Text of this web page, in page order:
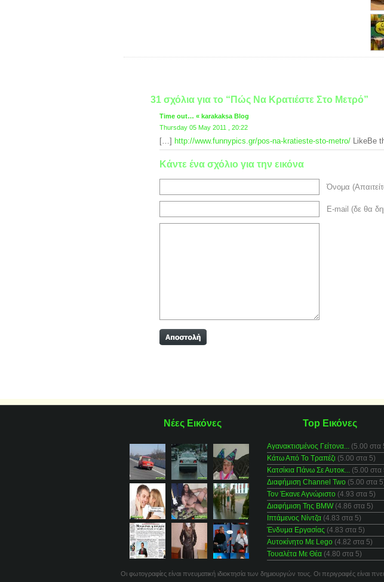
31 σχόλια για το “Πώς Να Κρατιέστε Στο Μετρό”
Time out… « karakaksa Blog
Thursday 05 May 2011 , 20:22
[…] http://www.funnypics.gr/pos-na-kratieste-sto-metro/ LikeBe
Κάντε ένα σχόλιο για την εικόνα
Όνομα
E-mail (δε θα
Νέες Εικόνες Top Εικόνες
Αγανακτισμένος Γείτονα... (5.00 στα
Κάτω Από Το Τραπέζι (5.00 στα 5)
Κατσίκια Πάνω Σε Αυτοκ... (5.00 στα
Διαφήμιση Channel Two (5.00 στα
Τον Έκανε Αγνώριστο (4.93 στα 5)
Διαφήμιση Της BMW(4.86 στα 5)
Ιπτάμενος Νίντζα (4.83 στα 5)
Ένδυμα Εργασίας (4.83 στα 5)
Αυτοκίνητο Με Lego (4.82 στα 5)
Τουαλέτα Με Θέα (4.80 στα 5)
Οι φωτογραφίες είναι πνευματική ιδιοκτησία των δημιουργών τους. Οι περιγραφές είναι